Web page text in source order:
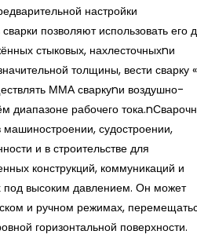
настройки
позволяют использовать его
стыковых, нахлесточныхnи
толщины, вести сварку
ММА сваркуnи воздушно-
диапазоне рабочего
машиностроении, судостроении,
и в строительстве для
конструкций, коммуникаций и
под высоким давлением. Он может
и ручном режимах,
горизонтальной поверхности.